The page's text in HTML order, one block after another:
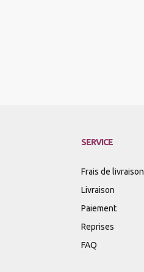
SERVICE
Frais de livraison
Livraison
Paiement
Reprises
FAQ